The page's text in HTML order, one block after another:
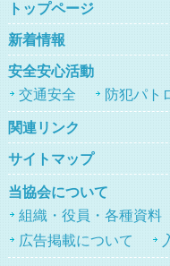
トップページ
新着情報
安全安心活動
交通安全
防犯パト
関連リンク
サイトマップ
当協会について
組織・役員・各種資料
広告掲載について